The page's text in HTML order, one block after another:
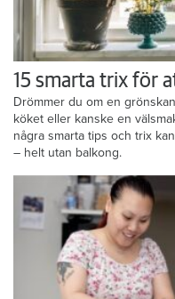
15 smarta trix för
Drömmer du om en
köket eller kanske en
några smarta tips och trix
– helt utan balkong.